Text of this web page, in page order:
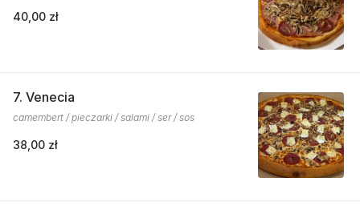
40,00 zł
7. Venecia
camembert / pieczarki / salami / ser / sos
38,00 zł